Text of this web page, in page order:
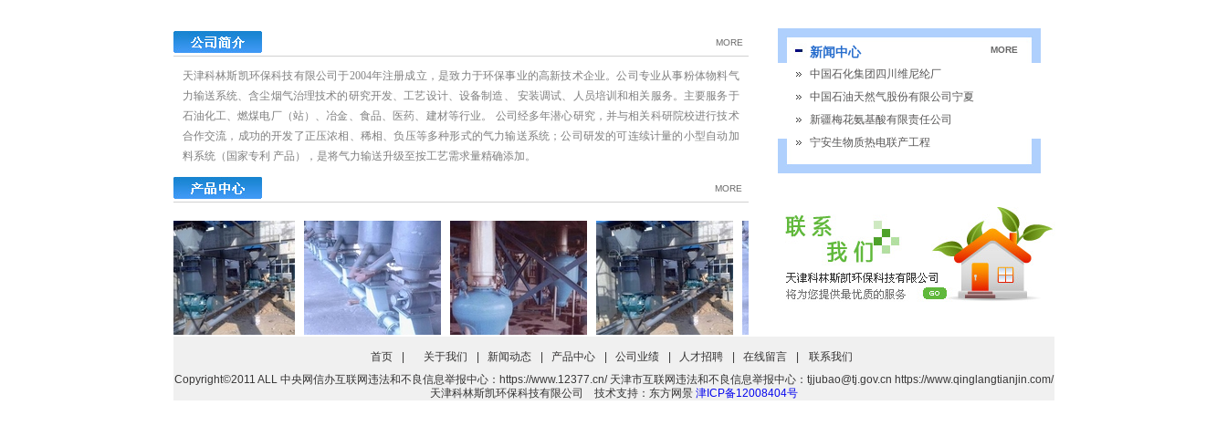
MORE
天津科林斯凯环保科技有限公司于2004年注册成立，是致力于环保事业的高新技术企业。公司专业从事粉体物料气
力输送系统、含尘烟气治理技术的研究开发、工艺设计、设备制造、 安装调试、人员培训和相关服务。主要服务于
石油化工、燃煤电厂（站）、冶金、食品、医药、建材等行业。 公司经多年潜心研究，并与相关科研院校进行技术
合作交流，成功的开发了正压浓相、稀相、负压等多种形式的气力输送系统；公司研发的可连续计量的小型自动加
料系统（国家专利 产品），是将气力输送升级至按工艺需求量精确添加。
MORE
负压气力输送系统
正压浓相气力输送系统
微正压连续输送系统
负压气力输送系统
新闻中心 MORE
中国石化集团四川维尼纶厂
中国石油天然气股份有限公司宁夏
新疆梅花氨基酸有限责任公司
宁安生物质热电联产工程
首页 关于我们 新闻动态 产品中心 公司业绩 人才招聘 在线留言
联系我们
Copyright©2011 ALL 中央网信办互联网违法和不良信息举报中心：https://www.12377.cn/ 天津市互联网违法和不良信息举报中心：tjjubao@tj.gov.cn https://www.qinglangtianjin.com/
天津科林斯凯环保科技有限公司 技术支持：东方网景 津ICP备12008404号